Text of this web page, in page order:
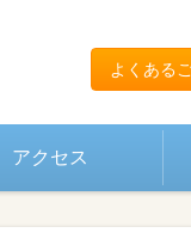
よくある
アクセス